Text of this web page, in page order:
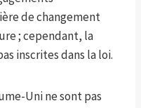
de changement
; cependant, la
inscrites dans la loi.
Uni ne sont pas